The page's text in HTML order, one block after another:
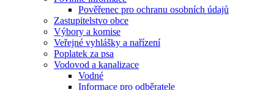
Pověřenec pro ochranu osobních údajů
Zastupitelstvo obce
Výbory a komise
Veřejné vyhlášky a nařízení
Poplatek za psa
Vodovod a kanalizace
Vodné
Informace pro odběratele